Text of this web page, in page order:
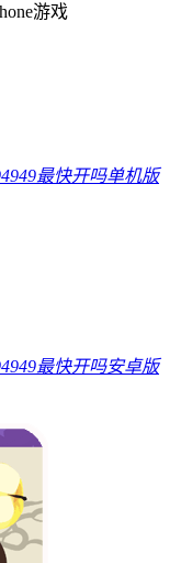
游戏
最快开吗单机版
最快开吗安卓版